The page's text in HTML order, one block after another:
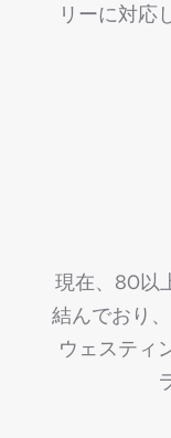
リーに対応
現在、80以
結んでおり
ウェスティ